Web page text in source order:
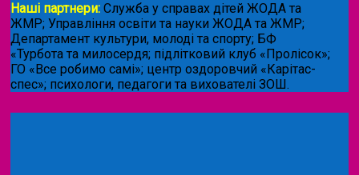
Наші партнери: Служба у справах дітей ЖОДА та
ЖМР; Управління освіти та науки ЖОДА та ЖМР;
Департамент культури, молоді та спорту; БФ
«Турбота та милосердя; підлітковий клуб «Пролісок»;
ГО «Все робимо самі»; центр оздоровчий «Карітас-
спес»; психологи, педагоги та вихователі ЗОШ.